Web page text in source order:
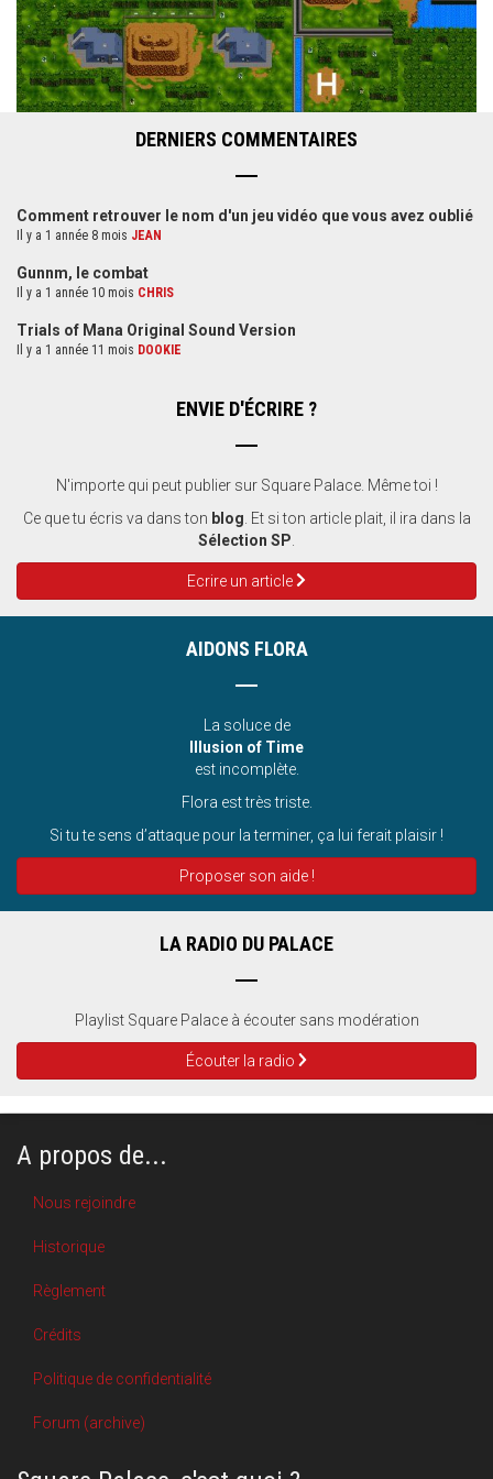
DERNIERS COMMENTAIRES
Comment retrouver le nom d'un jeu vidéo que vous avez oublié
Il y a 1 année 8 mois JEAN
Gunnm, le combat
Il y a 1 année 10 mois CHRIS
Trials of Mana Original Sound Version
Il y a 1 année 11 mois DOOKIE
ENVIE D'ÉCRIRE ?
N'importe qui peut publier sur Square Palace. Même toi !
Ce que tu écris va dans ton blog . Et si ton article plait, il ira dans la
Sélection SP
Ecrire un article
AIDONS FLORA
La soluce de
Illusion of Time
est incomplète.
Flora est très triste.
Si tu te sens d’attaque pour la terminer, ça lui ferait plaisir !
Proposer son aide !
LA RADIO DU PALACE
Playlist Square Palace à écouter sans modération
Écouter la radio
A propos de...
Nous rejoindre
Historique
Règlement
Crédits
Politique de confidentialité
Forum (archive)